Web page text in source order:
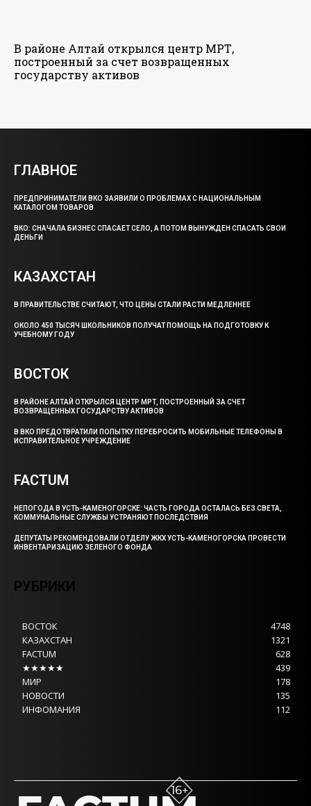
В районе Алтай открылся центр МРТ,
построенный за счет возвращенных
государству активов
ГЛАВНОЕ
ПРЕДПРИНИМАТЕЛИ ВКО ЗАЯВИЛИ О ПРОБЛЕМАХ С НАЦИОНАЛЬНЫМ
КАТАЛОГОМ ТОВАРОВ
ВКО: СНАЧАЛА БИЗНЕС СПАСАЕТ СЕЛО, А ПОТОМ ВЫНУЖДЕН СПАСАТЬ СВОИ
ДЕНЬГИ
КАЗАХСТАН
В ПРАВИТЕЛЬСТВЕ СЧИТАЮТ, ЧТО ЦЕНЫ СТАЛИ РАСТИ МЕДЛЕННЕЕ
ОКОЛО 450 ТЫСЯЧ ШКОЛЬНИКОВ ПОЛУЧАТ ПОМОЩЬ НА ПОДГОТОВКУ К
УЧЕБНОМУ ГОДУ
ВОСТОК
В РАЙОНЕ АЛТАЙ ОТКРЫЛСЯ ЦЕНТР МРТ, ПОСТРОЕННЫЙ ЗА СЧЕТ
ВОЗВРАЩЕННЫХ ГОСУДАРСТВУ АКТИВОВ
В ВКО ПРЕДОТВРАТИЛИ ПОПЫТКУ ПЕРЕБРОСИТЬ МОБИЛЬНЫЕ ТЕЛЕФОНЫ В
ИСПРАВИТЕЛЬНОЕ УЧРЕЖДЕНИЕ
FACTUM
НЕПОГОДА В УСТЬ-КАМЕНОГОРСКЕ: ЧАСТЬ ГОРОДА ОСТАЛАСЬ БЕЗ СВЕТА,
КОММУНАЛЬНЫЕ СЛУЖБЫ УСТРАНЯЮТ ПОСЛЕДСТВИЯ
ДЕПУТАТЫ РЕКОМЕНДОВАЛИ ОТДЕЛУ ЖКХ УСТЬ-КАМЕНОГОРСКА ПРОВЕСТИ
ИНВЕНТАРИЗАЦИЮ ЗЕЛЕНОГО ФОНДА
РУБРИКИ
ВОСТОК
4748
КАЗАХСТАН
1321
FACTUM
628
★★★★★
439
МИР
178
НОВОСТИ
135
ИНФОМАНИЯ
112